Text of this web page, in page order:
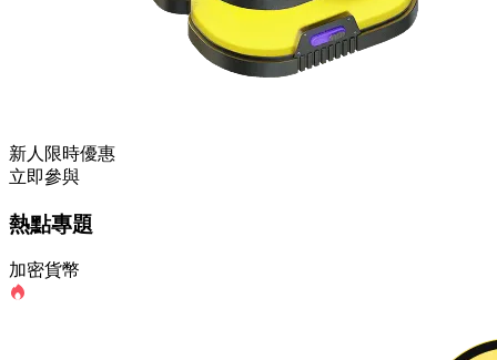
新人限時優惠
立即參與
熱點專題
加密貨幣